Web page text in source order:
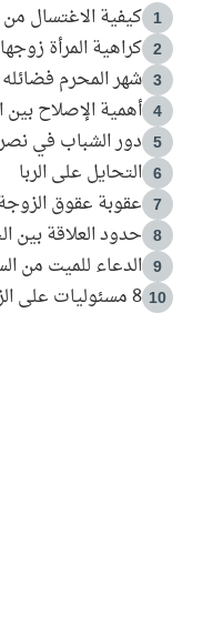
1 كيفية الاغتسال من
2 كراهية المرأة
3 شهر المحرم فضائله
4 أهمية الإصلاح
5 دور الشباب في
6 التحايل على الربا
7 عقوبة عقوق
8 حدود العلاقة بين
9 الدعاء للميت من
10 8 مسئوليات على الزوج تجاه زوجته